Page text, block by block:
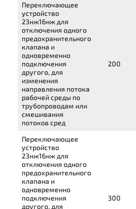
Переключающее
устройство
23нж16нж для
отключения одного
предохранительного
клапана и
одновременно
подключения
другого, для
изменения
направления потока
рабочей среды по
трубопроводам или
смешивания
потоков сред
200
Переключающее
устройство
23нж16нж для
отключения одного
предохранительного
клапана и
одновременно
подключения
другого, для
300